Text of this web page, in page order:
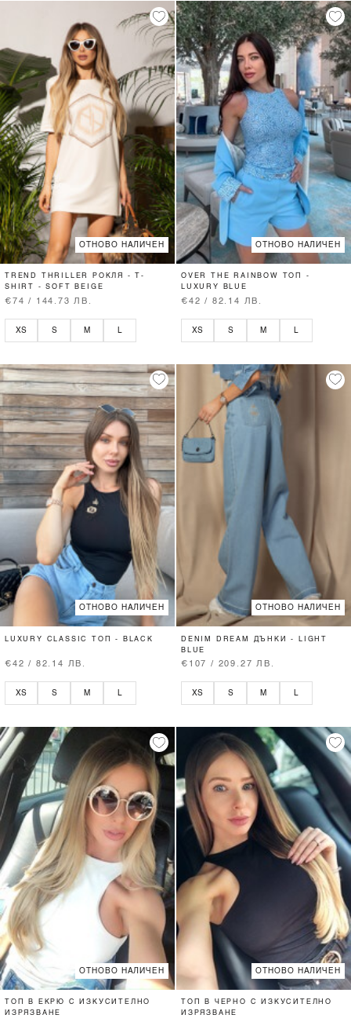
ОТНОВО НАЛИЧЕН
TREND THRILLER РОКЛЯ - T-
SHIRT - SOFT BEIGE
€74 / 144.73 ЛВ.
XS S M
ОТНОВО НАЛИЧЕН
OVER THE RAINBOW ТОП -
LUXURY BLUE
€42 / 82.14 ЛВ.
XS S M
ОТНОВО НАЛИЧЕН
LUXURY CLASSIC ТОП - BLACK
€42 / 82.14 ЛВ.
XS S M L
ОТНОВО НАЛИЧЕН
DENIM DREAM ДЪНКИ - LIGHT
BLUE
€107 / 209.27 ЛВ.
XS S M L
ОТНОВО НАЛИЧЕН
ТОП В ЕКРЮ С ИЗКУСИТЕЛНО
ИЗРЯЗВАНЕ
ОТНОВО НАЛИЧЕН
ТОП В ЧЕРНО С ИЗКУСИТЕЛНО
ИЗРЯЗВАНЕ